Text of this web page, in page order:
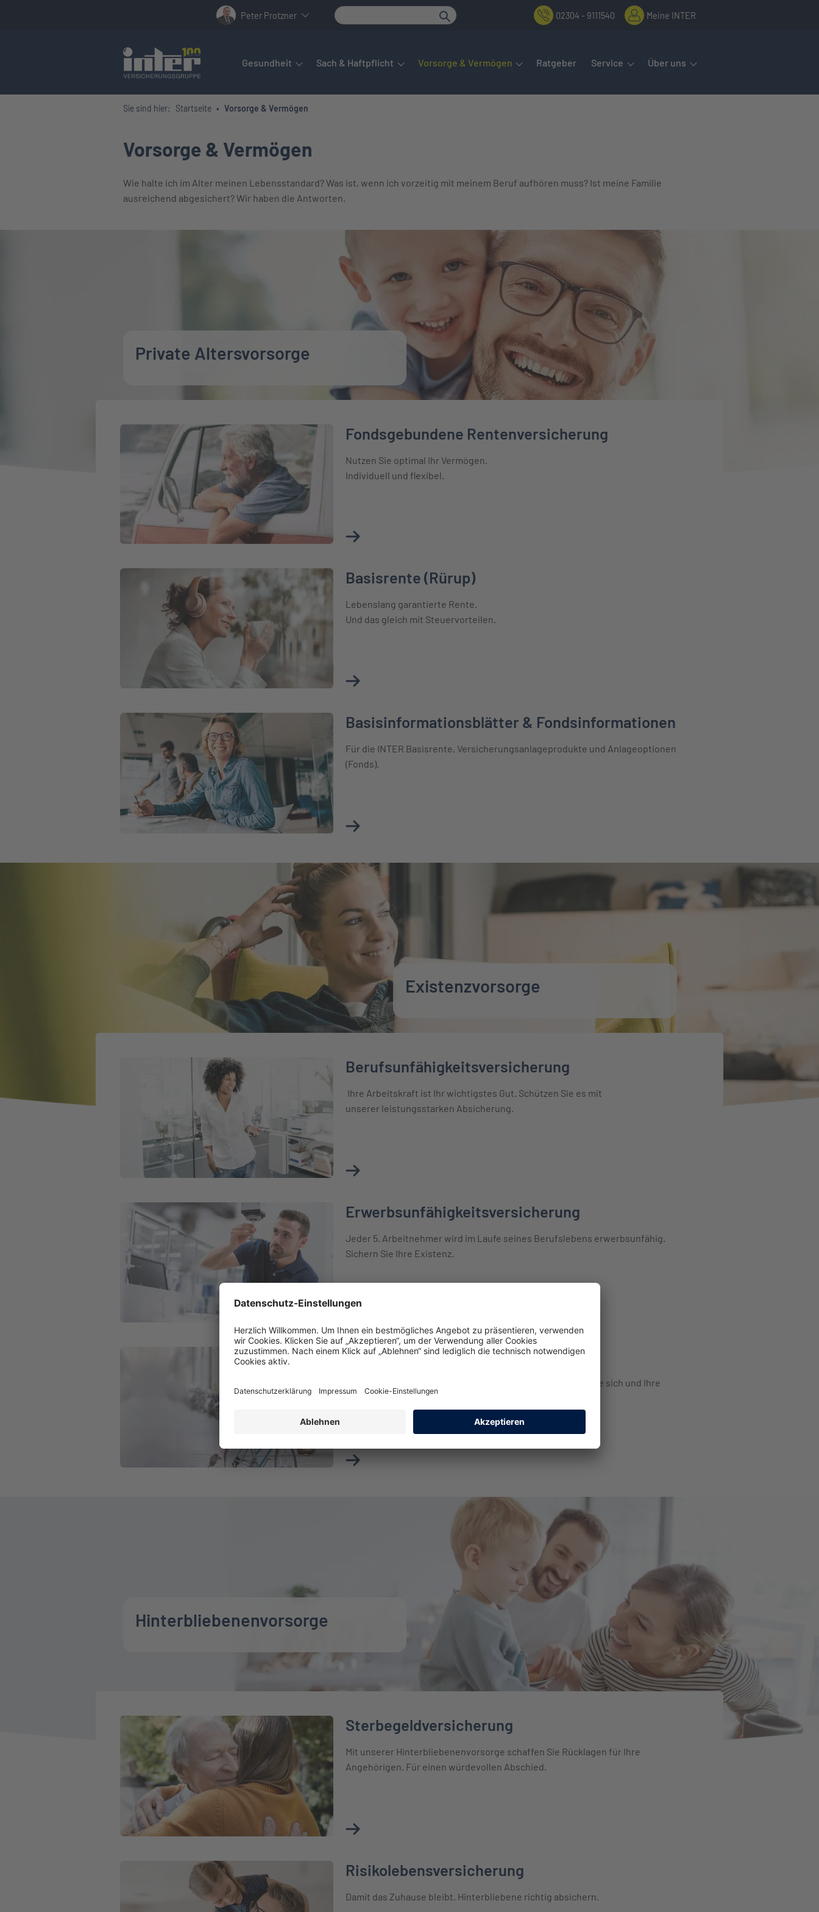
Peter Protzner 02304 - 9111540 Meine INTER
Hier befindet sich das Hauptmenü. Dieses lässt sich per Tab steuern. Untermenüs öffnet man mit der Leertaste oder Pfeil nach unten.
Gesundheit Sach & Haftpflicht Vorsorge & Vermögen Ratgeber Service Über uns
Sie sind hier: Startseite Vorsorge & Vermögen
Vorsorge & Vermögen
Wie halte ich im Alter meinen Lebensstandard? Was ist, wenn ich vorzeitig mit meinem Beruf aufhören muss? Ist meine Familie
ausreichend abgesichert? Wir haben die Antworten.
Private Altersvorsorge
Weiter zu Fondsgebundene Rentenversicherung Fondsgebundene Rentenversicherung
Nutzen Sie optimal Ihr Vermögen.
Individuell und flexibel.
Mehr über Fondsgebundene Rentenversicherung erfahren
Weiter zu Basisrente (Rürup) Basisrente (Rürup)
Lebenslang garantierte Rente.
Und das gleich mit Steuervorteilen.
Mehr über Basisrente (Rürup) erfahren
Weiter zu Basisinformationsblätter & FondsinformationenBasisinformationsblätter & Fondsinformationen
Für die INTER Basisrente, Versicherungsanlageprodukte und Anlageoptionen
(Fonds).
Mehr über Basisinformationsblätter & Fondsinformationen erfahren
Existenzvorsorge
Weiter zu Berufsunfähigkeitsversicherung Berufsunfähigkeitsversicherung
Ihre Arbeitskraft ist Ihr wichtigstes Gut. Schützen Sie es mit
unserer leistungsstarken Absicherung.
Mehr über Berufsunfähigkeitsversicherung erfahren
Weiter zu Erwerbsunfähigkeitsversicherung Erwerbsunfähigkeitsversicherung
Jeder 5. Arbeitnehmer wird im Laufe seines Berufslebens erwerbsunfähig.
Sichern Sie Ihre Existenz.
Weiter zu Unfallversicherung Unfallversicherung
Beruflich sind Sie bei einem Unfall abgesichert. Schützen Sie sich und Ihre
Familie auch in der Freizeit.
Mehr über Unfallversicherung erfahren
Hinterbliebenenvorsorge
Weiter zu Sterbegeldversicherung Sterbegeldversicherung
Mit unserer Hinterbliebenenvorsorge schaffen Sie Rücklagen für Ihre
Angehörigen. Für einen würdevollen Abschied.
Mehr über Sterbegeldversicherung erfahren
Weiter zu Risikolebensversicherung Risikolebensversicherung
Damit das Zuhause bleibt. Hinterbliebene richtig absichern.